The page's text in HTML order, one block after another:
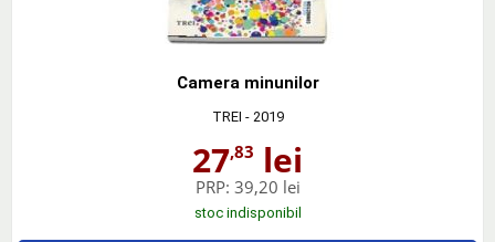
Camera minunilor
TREI - 2019
27,83 lei
PRP: 39,20 lei
stoc indisponibil